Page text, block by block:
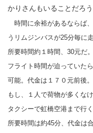
かりさんもいることだろう
時間に余裕があるならば
うリムジンバスが25分毎に
所要時間約１時間、 30元だ。
フライト時間が迫っていた
可能。代金は１７０元前後。
もし、１人で荷物が多くな
タクシーで虹橋空港まで行
所要時間は約45分、代金は